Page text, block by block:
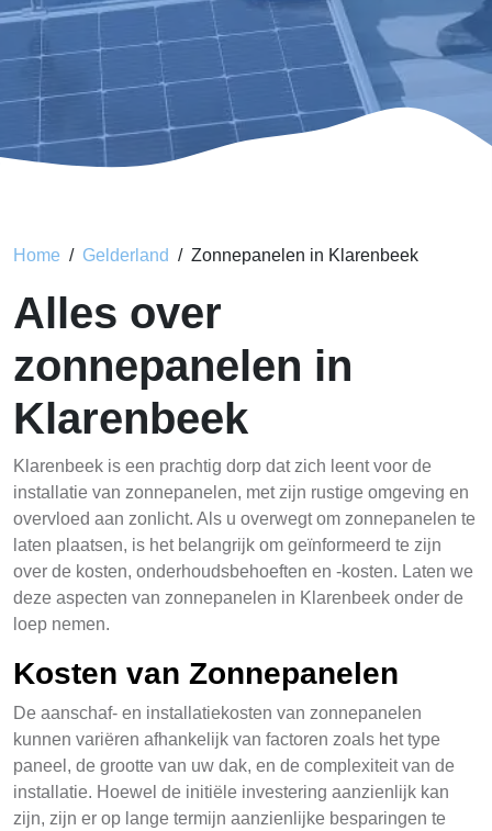
Home Gelderland Zonnepanelen in Klarenbeek
Alles over
zonnepanelen in
Klarenbeek
Klarenbeek is een prachtig dorp dat zich leent voor de
installatie van zonnepanelen, met zijn rustige omgeving en
overvloed aan zonlicht. Als u overwegt om zonnepanelen te
laten plaatsen, is het belangrijk om geïnformeerd te zijn
over de kosten, onderhoudsbehoeften en -kosten. Laten we
deze aspecten van zonnepanelen in Klarenbeek onder de
loep nemen.
Kosten van Zonnepanelen
De aanschaf- en installatiekosten van zonnepanelen
kunnen variëren afhankelijk van factoren zoals het type
paneel, de grootte van uw dak, en de complexiteit van de
installatie. Hoewel de initiële investering aanzienlijk kan
zijn, zijn er op lange termijn aanzienlijke besparingen te